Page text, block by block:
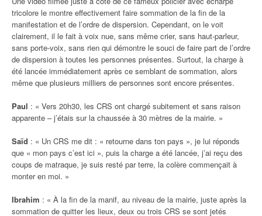
tricolore le montre effectivement faire sommation de la fin de la
manifestation et de l’ordre de dispersion. Cependant, on le voit
clairement, il le fait à voix nue, sans même crier, sans haut-parleur,
sans porte-voix, sans rien qui démontre le souci de faire part de l’ordre
de dispersion à toutes les personnes présentes. Surtout, la charge à
été lancée immédiatement après ce semblant de sommation, alors
même que plusieurs milliers de personnes sont encore présentes.
Paul : « Vers 20h30, les CRS ont chargé subitement et sans raison
apparente – j’étais sur la chaussée à 30 mètres de la mairie. »
Saïd : « Un CRS me dit : « retourne dans ton pays », je lui réponds
que « mon pays c’est ici », puis la charge a été lancée, j’ai reçu des
coups de matraque, je suis resté par terre, la colère commençait à
monter en moi. »
Ibrahim : « À la fin de la manif, au niveau de la mairie, juste après la
sommation de quitter les lieux, deux ou trois CRS se sont jetés